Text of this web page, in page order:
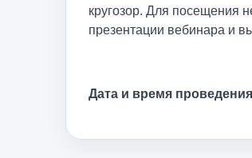
кругозор. Для посещения
презентации вебинара и
Дата и время